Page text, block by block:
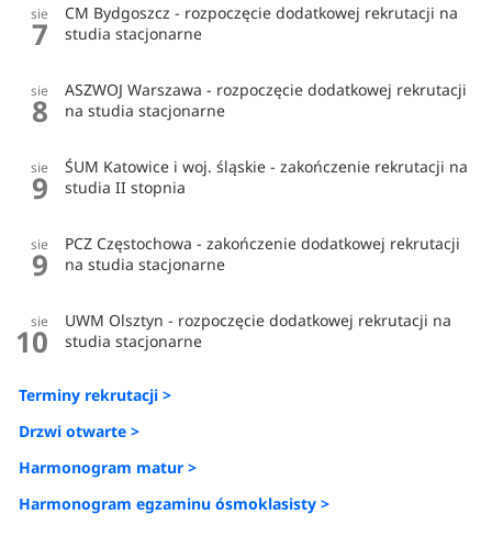
sie
7
CM Bydgoszcz - rozpoczęcie dodatkowej rekrutacji na
studia stacjonarne
sie
8
ASZWOJ Warszawa - rozpoczęcie dodatkowej rekrutacji
na studia stacjonarne
sie
9
ŚUM Katowice i woj. śląskie - zakończenie rekrutacji na
studia II stopnia
sie
9
PCZ Częstochowa - zakończenie dodatkowej rekrutacji
na studia stacjonarne
sie
10
UWM Olsztyn - rozpoczęcie dodatkowej rekrutacji na
studia stacjonarne
Terminy rekrutacji >
Drzwi otwarte >
Harmonogram matur >
Harmonogram egzaminu ósmoklasisty >